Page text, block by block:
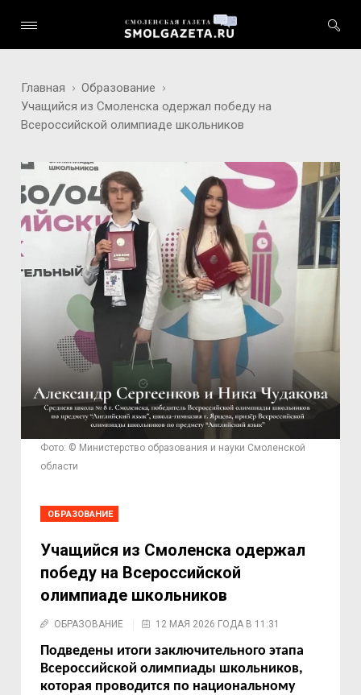
Главная
Образование
Учащийся из Смоленска одержал победу на
Всероссийской олимпиаде школьников
Фото: © Министерство образования и науки Смоленской
области
ОБРАЗОВАНИЕ
Учащийся из Смоленска одержал
победу на Всероссийской
олимпиаде школьников
ОБРАЗОВАНИЕ 12 МАЯ 2026 ГОДА В 11:31
Подведены итоги заключительного этапа
Всероссийской олимпиады школьников,
которая проводится по национальному